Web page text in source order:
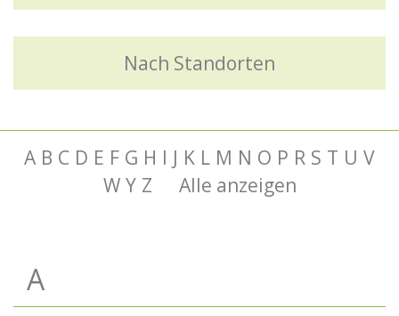
Nach Standorten
A B C D E F G H I J K L M N O P R S T U V
W Y Z Alle anzeigen
A